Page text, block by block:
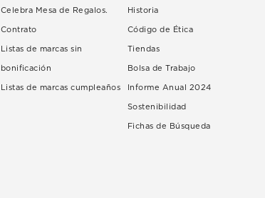
Celebra Mesa de Regalos.
Contrato
Listas de marcas sin
bonificación
Listas de marcas cumpleaños
Historia
Código de Ética
Tiendas
Bolsa de Trabajo
Informe Anual 2024
Sostenibilidad
Fichas de Búsqueda